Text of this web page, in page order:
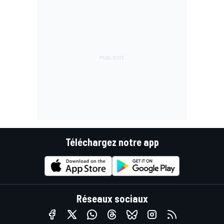
Téléchargez notre app
Réseaux sociaux